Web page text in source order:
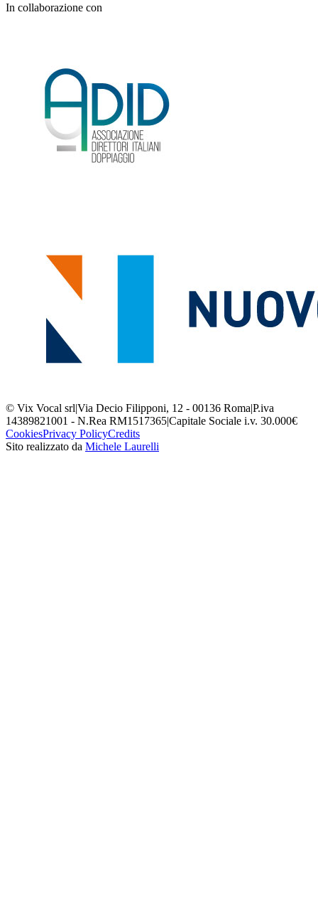
In collaborazione con
© Vix Vocal srl|Via Decio Filipponi, 12 - 00136 Roma|P.iva
14389821001 - N.Rea RM1517365|Capitale Sociale i.v. 30.000€
CookiesPrivacy PolicyCredits
Sito realizzato da Michele Laurelli